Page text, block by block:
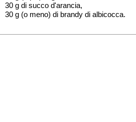
30 g di succo d'arancia,
30 g (o meno) di brandy di albicocca.